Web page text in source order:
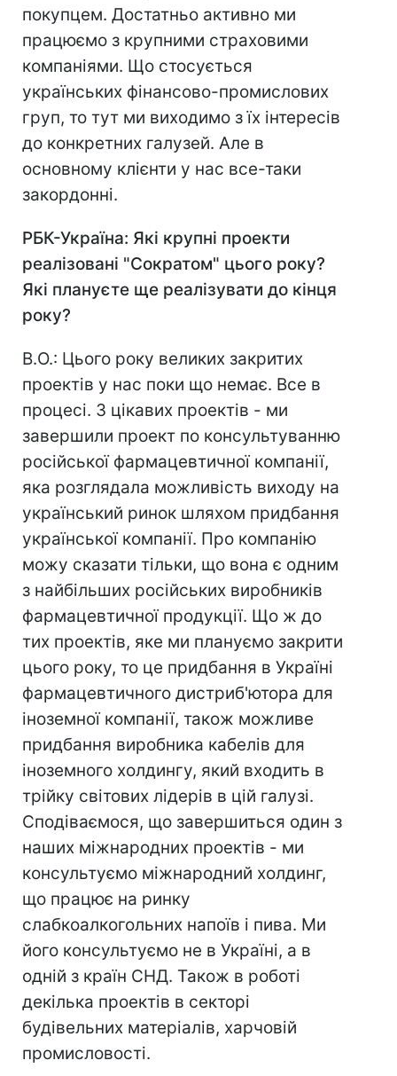
покупцем. Достатньо активно ми
працюємо з крупними страховими
компаніями. Що стосується
українських фінансово-промислових
груп, то тут ми виходимо з їх інтересів
до конкретних галузей. Але в
основному клієнти у нас все-таки
закордонні.
РБК-Україна: Які крупні проекти
реалізовані "Сократом" цього року?
Які плануєте ще реалізувати до кінця
року?
В.О.: Цього року великих закритих
проектів у нас поки що немає. Все в
процесі. З цікавих проектів - ми
завершили проект по консультуванню
російської фармацевтичної компанії,
яка розглядала можливість виходу на
український ринок шляхом придбання
української компанії. Про компанію
можу сказати тільки, що вона є одним
з найбільших російських виробників
фармацевтичної продукції. Що ж до
тих проектів, яке ми плануємо закрити
цього року, то це придбання в Україні
фармацевтичного дистриб'ютора для
іноземної компанії, також можливе
придбання виробника кабелів для
іноземного холдингу, який входить в
трійку світових лідерів в цій галузі.
Сподіваємося, що завершиться один з
наших міжнародних проектів - ми
консультуємо міжнародний холдинг,
що працює на ринку
слабкоалкогольних напоїв і пива. Ми
його консультуємо не в Україні, а в
одній з країн СНД. Також в роботі
декілька проектів в секторі
будівельних матеріалів, харчовій
промисловості.